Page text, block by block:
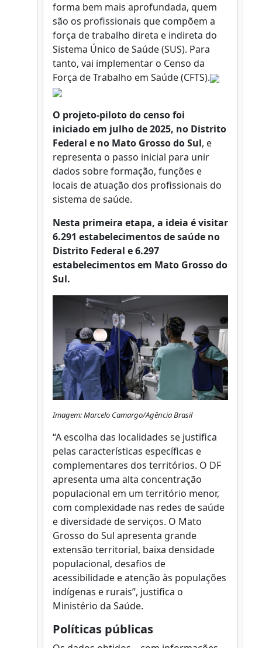
forma bem mais aprofundada, quem
são os profissionais que compõem a
força de trabalho direta e indireta do
Sistema Único de Saúde (SUS). Para
tanto, vai implementar o Censo da
Força de Trabalho em Saúde (CFTS).
O projeto-piloto do censo foi
iniciado em julho de 2025, no Distrito
Federal e no Mato Grosso do Sul, e
representa o passo inicial para unir
dados sobre formação, funções e
locais de atuação dos profissionais do
sistema de saúde.
Nesta primeira etapa, a ideia é visitar
6.291 estabelecimentos de saúde no
Distrito Federal e 6.297
estabelecimentos em Mato Grosso do
Sul.
Imagem: Marcelo Camargo/Agência Brasil
“A escolha das localidades se justifica
pelas características específicas e
complementares dos territórios. O DF
apresenta uma alta concentração
populacional em um território menor,
com complexidade nas redes de saúde
e diversidade de serviços. O Mato
Grosso do Sul apresenta grande
extensão territorial, baixa densidade
populacional, desafios de
acessibilidade e atenção às populações
indígenas e rurais”, justifica o
Ministério da Saúde.
Políticas públicas